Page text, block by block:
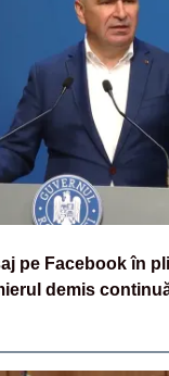
pe Facebook în
demis